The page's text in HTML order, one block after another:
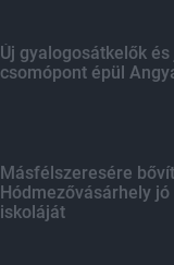
Új gyalogosátkelők
csomópont épül
Másfélszeresére
Hódmezővásárhely
iskoláját